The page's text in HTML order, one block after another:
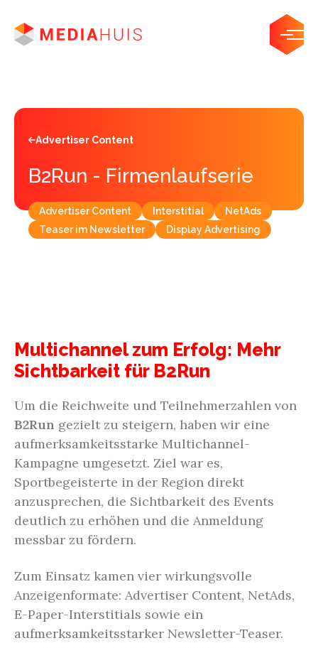
Advertiser Content
B2Run - Firmenlaufserie
Advertiser Content Interstitial
NetAds
Teaser im Newsletter
Display Advertising
Multichannel zum Erfolg: Mehr
Sichtbarkeit für B2Run
Um die Reichweite und Teilnehmerzahlen von
B2Run gezielt zu steigern, haben wir eine
aufmerksamkeitsstarke Multichannel-
Kampagne umgesetzt. Ziel war es,
Sportbegeisterte in der Region direkt
anzusprechen, die Sichtbarkeit des Events
deutlich zu erhöhen und die Anmeldung
messbar zu fördern.
Zum Einsatz kamen vier wirkungsvolle
Anzeigenformate: Advertiser Content, NetAds,
E-Paper-Interstitials sowie ein
aufmerksamkeitsstarker Newsletter-Teaser.